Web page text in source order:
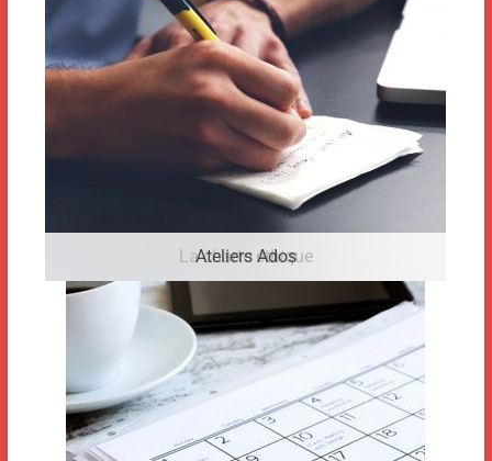
La charte éthique
Ateliers Ados